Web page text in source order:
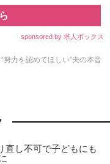
sponsored by 求人ボックス
努力を認めてほしい”夫の本音
直し不可で子どもにも